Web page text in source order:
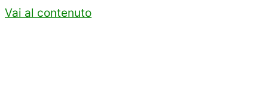
Vai al contenuto